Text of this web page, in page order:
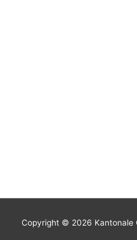
Copyright © 2026 Kantonale